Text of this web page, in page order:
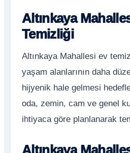
Altınkaya
Temizliği
Altınkaya Mahallesi ev
yaşam alanlarının daha
hijyenik hale gelmesi
oda, zemin, cam ve genel
ihtiyaca göre planlanarak
Altınkaya